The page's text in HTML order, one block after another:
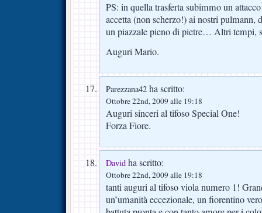
PS: in quella trasferta subimmo un
accetta (non scherzo!) ai nostri pulmann,
un piazzale pieno di pietre… Altri
Auguri Mario.
Parezzana42 ha scritto:
Ottobre 22nd, 2009 alle 19:18
Auguri sinceri al tifoso Special One!
Forza Fiore.
David ha scritto:
Ottobre 22nd, 2009 alle 19:18
tanti auguri al tifoso viola numero 1!
un’umanità eccezionale, un fiorentino